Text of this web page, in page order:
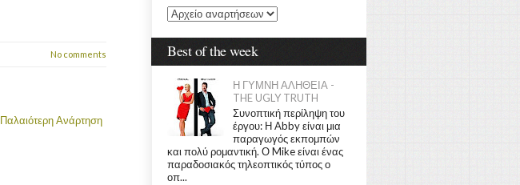
No comments
Παλαιότερη Ανάρτηση
Best of the week
Η ΓΥΜΝΗ ΑΛΗΘΕΙΑ -
THE UGLY TRUTH
Συνοπτική περίληψη του
έργου: Η Abby είναι μια
παραγωγός εκπομπών
και πολύ ρομαντική. Ο Mike είναι ένας
παραδοσιακός τηλεοπτικός τύπος ο
οπ...